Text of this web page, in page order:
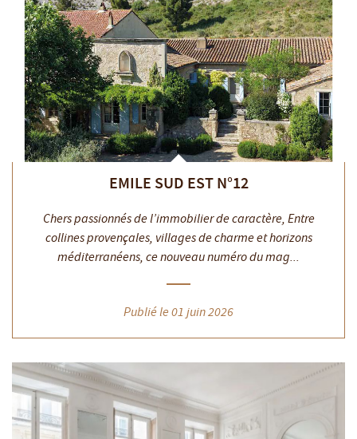
EMILE SUD EST N°12
Chers passionnés de l’immobilier de caractère, Entre
collines provençales, villages de charme et horizons
méditerranéens, ce nouveau numéro du mag...
Publié le 01 juin 2026